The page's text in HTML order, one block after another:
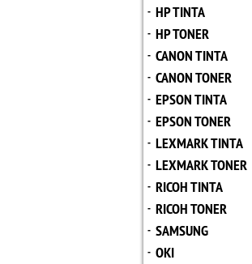
- HP TINTA
- HP TONER
- CANON TINTA
- CANON TONER
- EPSON TINTA
- EPSON TONER
- LEXMARK TINTA
- LEXMARK TONER
- RICOH TINTA
- RICOH TONER
- SAMSUNG
- OKI